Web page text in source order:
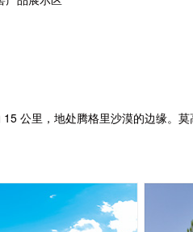
里，地处腾格里沙漠的边缘。